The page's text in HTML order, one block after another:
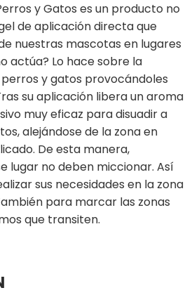
y Gatos es un producto no
de aplicación directa que
nuestras mascotas en lugares
actúa? Lo hace sobre la
y gatos provocándoles
su aplicación libera un aroma
muy eficaz para disuadir a
alejándose de la zona en
De esta manera,
lugar no deben miccionar. Así
sus necesidades en la zona
para marcar las zonas
que transiten.